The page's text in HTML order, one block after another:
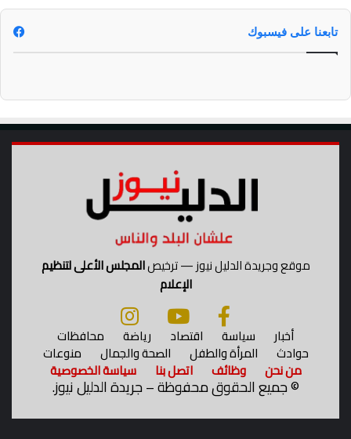
تابعنا على فيسبوك
موقع وجريدة الدليل نيوز — ترخيصالمجلس الأعلى لتنظيم
الإعلام
أخبار سياسة اقتصاد رياضة محافظات
حوادث المرأة والطفل الصحة والجمال منوعات
من نحن وظائف اتصل بنا سياسة الخصوصية
©جميع الحقوق محفوظة – جريدة الدليل نيوز.